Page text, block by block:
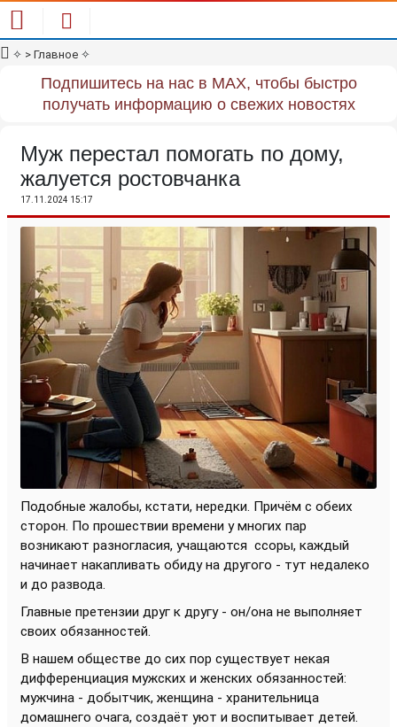
✧ > Главное ✧
Подпишитесь на нас в MAX, чтобы быстро
получать информацию о свежих новостях
Муж перестал помогать по дому,
жалуется ростовчанка
17.11.2024 15:17
Подобные жалобы, кстати, нередки. Причём с обеих
сторон. По прошествии времени у многих пар
возникают разногласия, учащаются ссоры, каждый
начинает накапливать обиду на другого - тут недалеко
и до развода.
Главные претензии друг к другу - он/она не выполняет
своих обязанностей.
В нашем обществе до сих пор существует некая
дифференциация мужских и женских обязанностей:
мужчина - добытчик, женщина - хранительница
домашнего очага, создаёт уют и воспитывает детей.